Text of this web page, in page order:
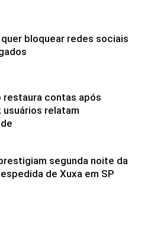
bloquear redes sociais
restaura contas após
usuários relatam
segunda noite da
de Xuxa em SP